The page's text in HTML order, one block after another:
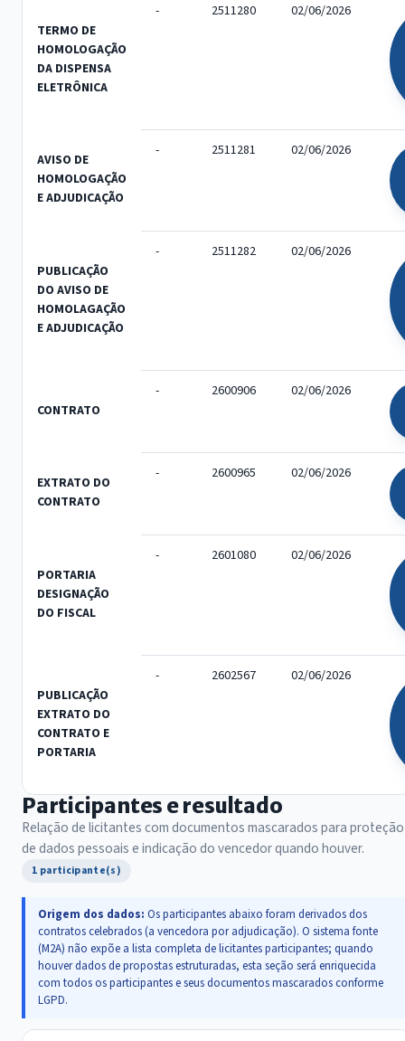
TERMO DE
HOMOLOGAÇÃO
DA DISPENSA
ELETRÔNICA
- 2511280 02/06/2026
AVISO DE
HOMOLOGAÇÃO
E ADJUDICAÇÃO
- 2511281 02/06/2026
PUBLICAÇÃO
DO AVISO DE
HOMOLAGAÇÃO
E ADJUDICAÇÃO
- 2511282 02/06/2026
CONTRATO
- 2600906 02/06/2026
EXTRATO DO
CONTRATO
- 2600965 02/06/2026
PORTARIA
DESIGNAÇÃO
DO FISCAL
- 2601080 02/06/2026
PUBLICAÇÃO
EXTRATO DO
CONTRATO E
PORTARIA
- 2602567 02/06/2026
Participantes e resultado
Relação de licitantes com documentos mascarados para proteção
de dados pessoais e indicação do vencedor quando houver.
1 participante(s)
Origem dos dados: Os participantes abaixo foram derivados dos
contratos celebrados (a vencedora por adjudicação). O sistema fonte
(M2A) não expõe a lista completa de licitantes participantes; quando
houver dados de propostas estruturadas, esta seção será enriquecida
com todos os participantes e seus documentos mascarados conforme
LGPD.